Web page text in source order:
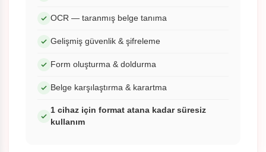
OCR — taranmış belge tanıma
Gelişmiş güvenlik & şifreleme
Form oluşturma & doldurma
Belge karşılaştırma & karartma
1 cihaz için format atana kadar süresiz
kullanım